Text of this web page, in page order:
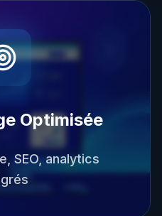
Optimisée
SEO, analytics